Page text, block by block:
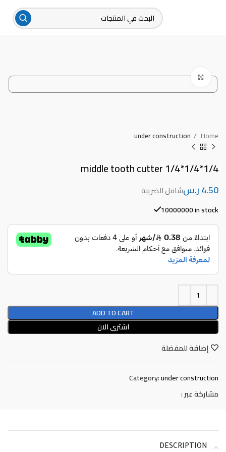
Click to enlarge
Home
under construction
1/4*1/4*1/4 middle tooth cutter
ر.س
10000000 in stock
ADD TO CART
اشترى الان
إضافة للمفضلة
Category:under construction
مشاركة عبر :
DESCRIPTION